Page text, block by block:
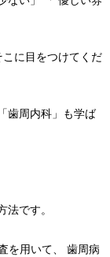
に目をつけてくだ
歯周内科」も学ば
法です。
を用いて、 歯周病